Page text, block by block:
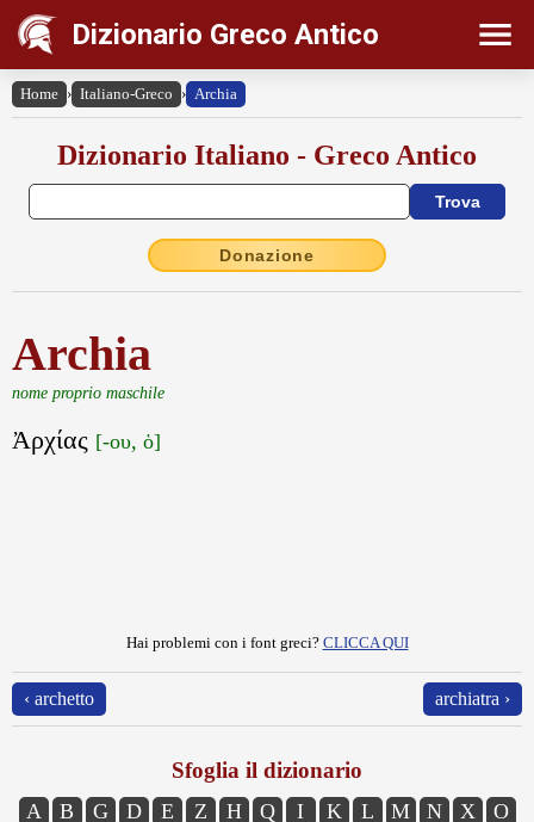
Dizionario Greco Antico
Home › Italiano-Greco › Archia
Dizionario Italiano - Greco Antico
Donazione
Archia
nome proprio maschile
Ἀρχίας [-ου, ὁ]
Hai problemi con i font greci? CLICCA QUI
‹ archetto archiatra ›
Sfoglia il dizionario
A B G D E Z H Q I K L M N X
O